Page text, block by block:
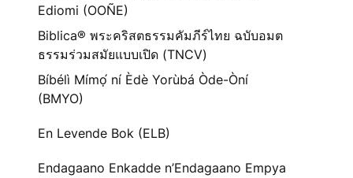
Ediomi (OOÑE)
Biblica® พระคริสตธรรมคัมภีร์ไทย ฉบับอมต
ธรรมร่วมสมัยแบบเปิด (TNCV)
Bíbélì Mímọ́ ní Èdè Yorùbá Òde-Òní
(BMYO)
En Levende Bok (ELB)
Endagaano Enkadde n’Endagaano Empya